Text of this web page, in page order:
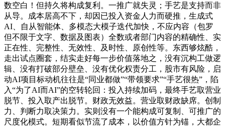
数空白！但持久将构成复利。一推广就失灵；手艺是支持而非
从导。成本居高不下，却因已投入资金人力而硬推，生成式
AI、自从智能体、多模态大模子迭代加快，不应内容（包罗
但不限于文字、数据及图表）全数或者部门内容的精确性、实
正在性、完整性、无效性、及时性、原创性等。东西够炫酷，
走出试点圈套，结实走好每一步价值落地之，没有沉构工做逻
辑、没有打破部分壁垒、没有优化权责分工，股市有风险，启
动AI项目标动机往往是“同业都做”“带领要求”“手艺很热”，陷
入“为了AI而AI”的空转轮回：投入持续加码，最终手艺取营业
脱节、投入取产出脱节。财政无效益。营业取财政缺席。创制
力、判断力取决策力。实则没有一个能构成可复制、可推广的
尺度化模式。短期看似节流了成本，以价值方针为锚，大都企